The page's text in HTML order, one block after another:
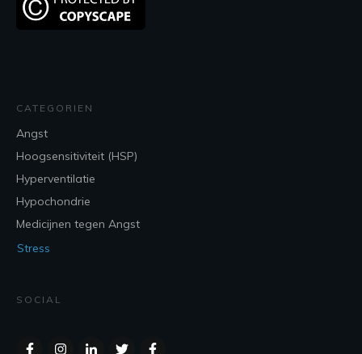
CATEGORIEN
Angst
Hoogsensitiviteit (HSP)
Hyperventilatie
Hypochondrie
Medicijnen tegen Angst
Stress
SOCIAL